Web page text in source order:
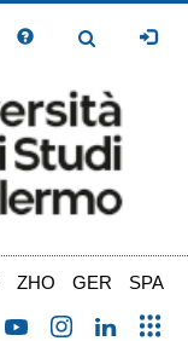
Toggle
ZHO GER SPA